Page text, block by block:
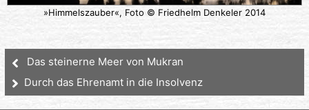
»Himmelszauber«, Foto © Friedhelm Denkeler 2014
Das steinerne Meer von Mukran
Durch das Ehrenamt in die Insolvenz